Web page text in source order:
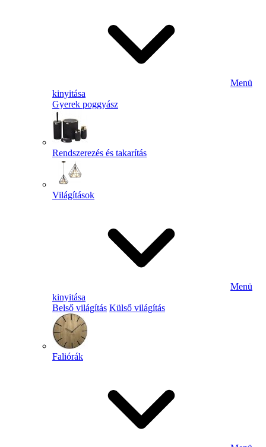
Menü
kinyitása
Gyerek poggyász
Rendszerezés és takarítás
Világítások
Menü
kinyitása
Belső világítás Külső világítás
Faliórák